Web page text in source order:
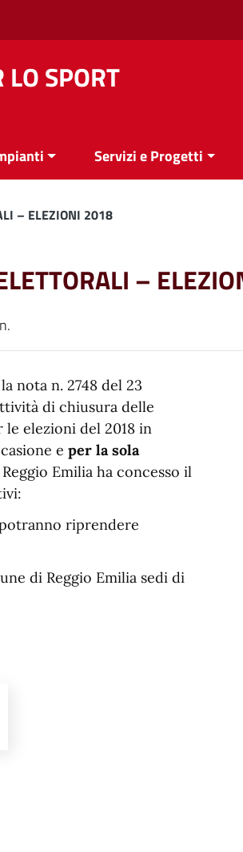
SPORT
Servizi e Progetti
– ELEZIONI 2018
–
nota n. 2748 del 23
di chiusura delle
elezioni del 2018 in
e per la sola
Emilia ha concesso il
riprendere
di Reggio Emilia sedi di